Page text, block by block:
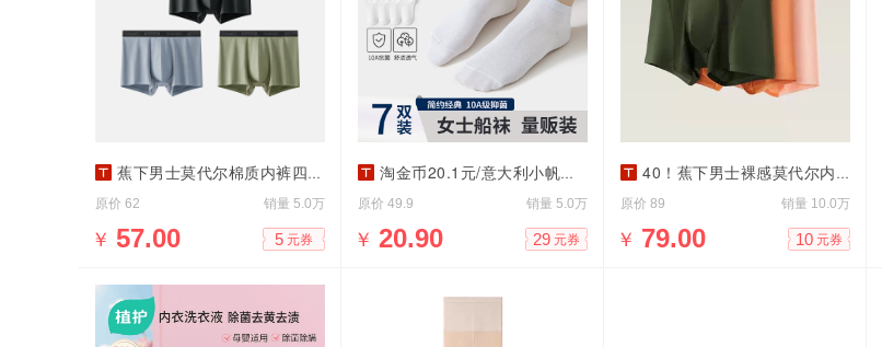
蕉下男士莫代尔棉质内裤四角抑菌无痕平
原价 62 销量 5.0万
￥ 57.00 5 元券
淘金币20.1元/意大利小帆船纯色船袜7双
原价 49.9 销量 5.0万
￥ 20.90 29 元券
40！蕉下男士裸感莫代尔内裤3条装
原价 89 销量 10.0万
￥ 79.00 10 元券